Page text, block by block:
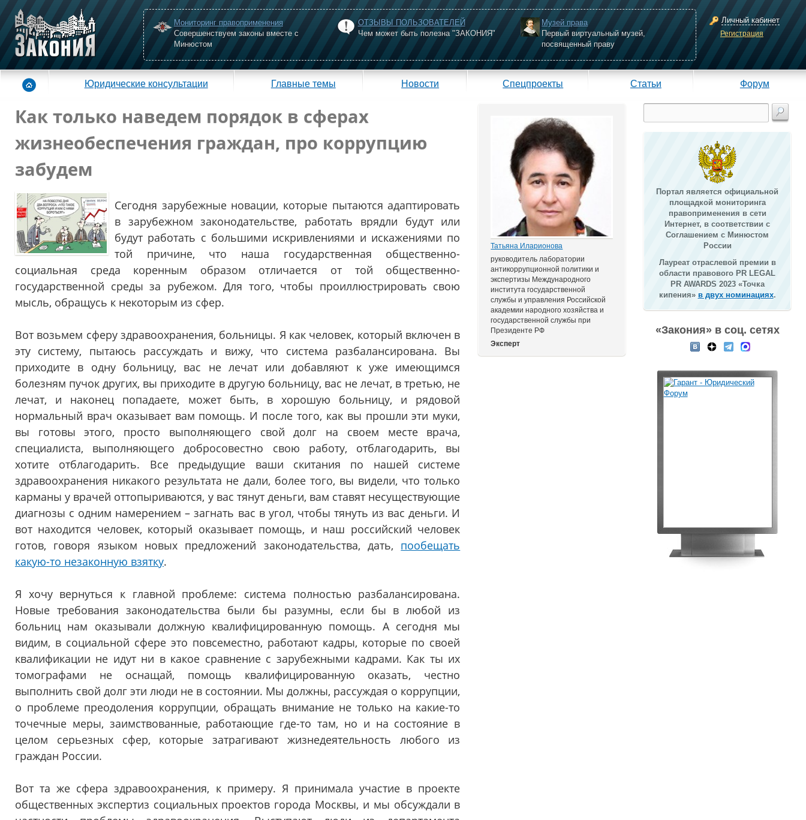
Мониторинг правоприменения
Совершенствуем законы вместе с
Минюстом
ОТЗЫВЫ ПОЛЬЗОВАТЕЛЕЙ
Чем может быть полезна "ЗАКОНИЯ"
Музей права
Первый виртуальный музей,
посвященный праву
Личный кабинет
Регистрация
Юридические консультации Главные темы Новости Спецпроекты Статьи Форум
Как только наведем порядок в сферах
жизнеобеспечения граждан, про коррупцию
забудем
Сегодня зарубежные новации, которые пытаются адаптировать
в зарубежном законодательстве, работать врядли будут или
будут работать с большими искривлениями и искажениями по
той причине, что наша государственная общественно-
социальная среда коренным образом отличается от той общественно-
государственной среды за рубежом. Для того, чтобы проиллюстрировать свою
мысль, обращусь к некоторым из сфер.
Вот возьмем сферу здравоохранения, больницы. Я как человек, который включен в
эту систему, пытаюсь рассуждать и вижу, что система разбалансирована. Вы
приходите в одну больницу, вас не лечат или добавляют к уже имеющимся
болезням пучок других, вы приходите в другую больницу, вас не лечат, в третью, не
лечат, и наконец попадаете, может быть, в хорошую больницу, и рядовой
нормальный врач оказывает вам помощь. И после того, как вы прошли эти муки,
вы готовы этого, просто выполняющего свой долг на своем месте врача,
специалиста, выполняющего добросовестно свою работу, отблагодарить, вы
хотите отблагодарить. Все предыдущие ваши скитания по нашей системе
здравоохранения никакого результата не дали, более того, вы видели, что только
карманы у врачей оттопыриваются, у вас тянут деньги, вам ставят несуществующие
диагнозы с одним намерением – загнать вас в угол, чтобы тянуть из вас деньги. И
вот находится человек, который оказывает помощь, и наш российский человек
готов, говоря языком новых предложений законодательства, дать, пообещать
какую-то незаконную взятку.
Я хочу вернуться к главной проблеме: система полностью разбалансирована.
Новые требования законодательства были бы разумны, если бы в любой из
больниц нам оказывали должную квалифицированную помощь. А сегодня мы
видим, в социальной сфере это повсеместно, работают кадры, которые по своей
квалификации не идут ни в какое сравнение с зарубежными кадрами. Как ты их
томографами не оснащай, помощь квалифицированную оказать, честно
выполнить свой долг эти люди не в состоянии. Мы должны, рассуждая о коррупции,
о проблеме преодоления коррупции, обращать внимание не только на какие-то
точечные меры, заимствованные, работающие где-то там, но и на состояние в
целом серьезных сфер, которые затрагивают жизнедеятельность любого из
граждан России.
Вот та же сфера здравоохранения, к примеру. Я принимала участие в проекте
общественных экспертиз социальных проектов города Москвы, и мы обсуждали в
Татьяна Иларионова
руководитель лаборатории
антикоррупционной политики и
экспертизы Международного
института государственной
службы и управления Российской
академии народного хозяйства и
государственной службы при
Президенте РФ
Эксперт
Портал является официальной
площадкой мониторинга
правоприменения в сети
Интернет, в соответствии с
Соглашением с Минюстом
России
Лауреат отраслевой премии в
области правового PR LEGAL
PR AWARDS 2023 «Точка
кипения» в двух номинациях.
«Закония» в соц. сетях